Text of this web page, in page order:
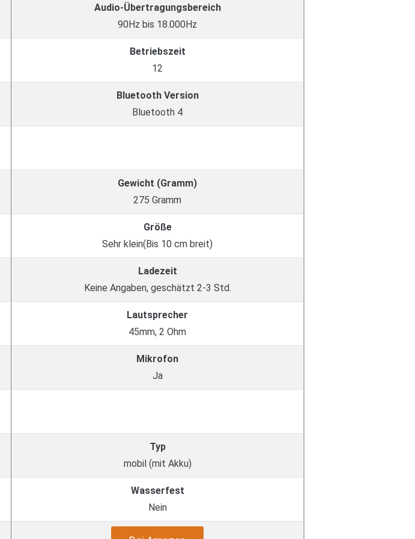
Audio-Übertragungsbereich
90Hz bis 18.000Hz
Betriebszeit
12
Bluetooth Version
Bluetooth 4
Gewicht (Gramm)
275 Gramm
Größe
Sehr klein(Bis 10 cm breit)
Ladezeit
Keine Angaben, geschätzt 2-3 Std.
Lautsprecher
45mm, 2 Ohm
Mikrofon
Ja
Typ
mobil (mit Akku)
Wasserfest
Nein